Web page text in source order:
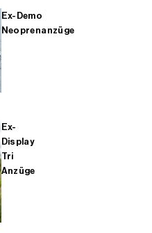
Ex-Demo
Neoprenanzüge
Ex-
Display
Tri
Anzüge